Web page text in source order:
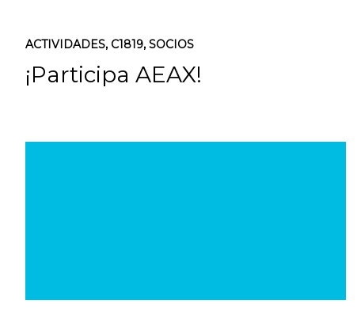
ACTIVIDADES, C1819, SOCIOS
¡Participa AEAX!